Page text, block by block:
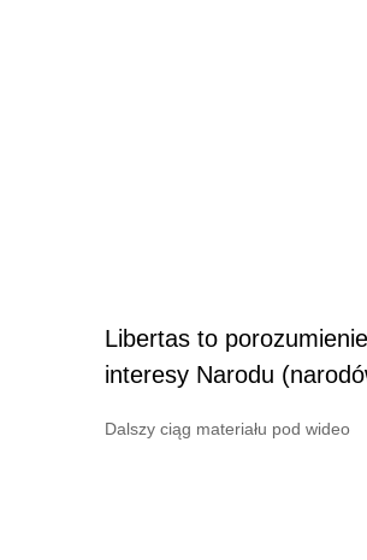
Libertas to
interesy Narodu
Dalszy ciąg materiału pod wideo